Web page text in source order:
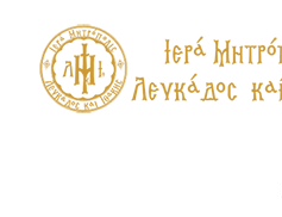
περιεχόμενο